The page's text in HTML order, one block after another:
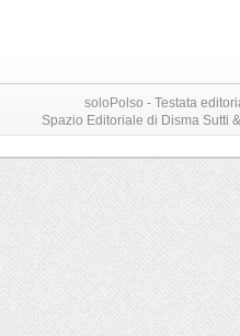
soloPolso - Testata
Spazio Editoriale di Disma Sutti